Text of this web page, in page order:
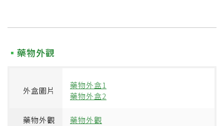
藥物外觀
外盒圖片
藥物外盒1
藥物外盒2
藥物外觀 藥物外觀